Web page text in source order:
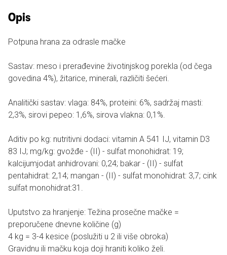
Opis
Potpuna hrana za odrasle mačke
Sastav: meso i prerađevine životinjskog porekla (od čega
govedina 4%), žitarice, minerali, različiti šećeri.
Analitički sastav: vlaga: 84%, proteini: 6%, sadržaj masti:
2,3%, sirovi pepeo: 1,6%, sirova vlakna: 0,1%.
Aditiv po kg: nutritivni dodaci: vitamin A 541 IJ, vitamin D3
83 IJ; mg/kg: gvožđe - (II) - sulfat monohidrat: 19;
kalcijumjodat anhidrovani: 0,24; bakar - (II) - sulfat
pentahidrat: 2,14; mangan - (II) - sulfat monohidrat: 3,7; cink
sulfat monohidrat:31.
Uputstvo za hranjenje: Težina prosečne mačke =
preporučene dnevne količine (g)
4 kg = 3-4 kesice (poslužiti u 2 ili više obroka)
Gravidnu ili mačku koja doji hraniti koliko želi.